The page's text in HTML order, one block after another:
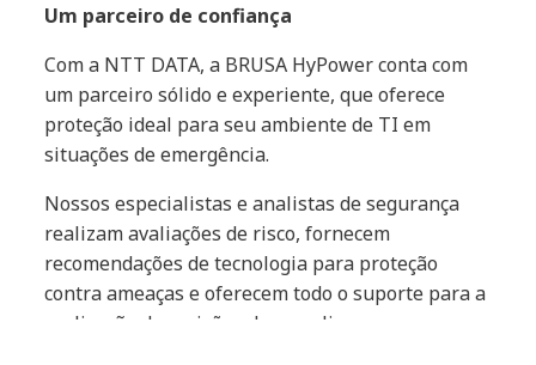
Um parceiro de confiança
Com a NTT DATA, a BRUSA HyPower conta com
um parceiro sólido e experiente, que oferece
proteção ideal para seu ambiente de TI em
situações de emergência.
Nossos especialistas e analistas de segurança
realizam avaliações de risco, fornecem
recomendações de tecnologia para proteção
contra ameaças e oferecem todo o suporte para a
realização de revisões de compliance.